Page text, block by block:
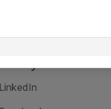
LinkedIn